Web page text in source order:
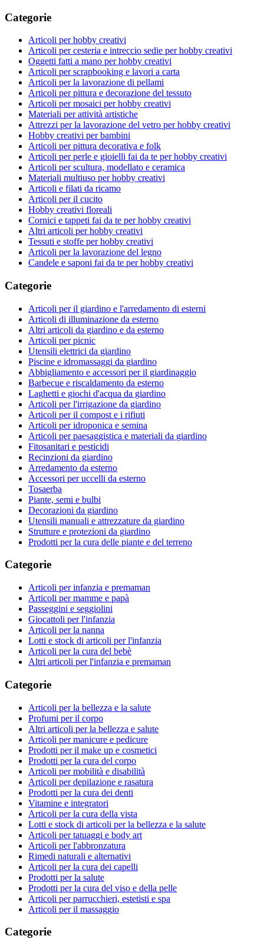
Categorie
Articoli per hobby creativi
Articoli per cesteria e intreccio sedie per hobby creativi
Oggetti fatti a mano per hobby creativi
Articoli per scrapbooking e lavori a carta
Articoli per la lavorazione di pellami
Articoli per pittura e decorazione del tessuto
Articoli per mosaici per hobby creativi
Materiali per attività artistiche
Attrezzi per la lavorazione del vetro per hobby creativi
Hobby creativi per bambini
Articoli per pittura decorativa e folk
Articoli per perle e gioielli fai da te per hobby creativi
Articoli per scultura, modellato e ceramica
Materiali multiuso per hobby creativi
Articoli e filati da ricamo
Articoli per il cucito
Hobby creativi floreali
Cornici e tappeti fai da te per hobby creativi
Altri articoli per hobby creativi
Tessuti e stoffe per hobby creativi
Articoli per la lavorazione del legno
Candele e saponi fai da te per hobby creativi
Categorie
Articoli per il giardino e l'arredamento di esterni
Articoli di illuminazione da esterno
Altri articoli da giardino e da esterno
Articoli per picnic
Utensili elettrici da giardino
Piscine e idromassaggi da giardino
Abbigliamento e accessori per il giardinaggio
Barbecue e riscaldamento da esterno
Laghetti e giochi d'acqua da giardino
Articoli per l'irrigazione da giardino
Articoli per il compost e i rifiuti
Articoli per idroponica e semina
Articoli per paesaggistica e materiali da giardino
Fitosanitari e pesticidi
Recinzioni da giardino
Arredamento da esterno
Accessori per uccelli da esterno
Tosaerba
Piante, semi e bulbi
Decorazioni da giardino
Utensili manuali e attrezzature da giardino
Strutture e protezioni da giardino
Prodotti per la cura delle piante e del terreno
Categorie
Articoli per infanzia e premaman
Articoli per mamme e papà
Passeggini e seggiolini
Giocattoli per l'infanzia
Articoli per la nanna
Lotti e stock di articoli per l'infanzia
Articoli per la cura del bebè
Altri articoli per l'infanzia e premaman
Categorie
Articoli per la bellezza e la salute
Profumi per il corpo
Altri articoli per la bellezza e salute
Articoli per manicure e pedicure
Prodotti per il make up e cosmetici
Prodotti per la cura del corpo
Articoli per mobilità e disabilità
Articoli per depilazione e rasatura
Prodotti per la cura dei denti
Vitamine e integratori
Articoli per la cura della vista
Lotti e stock di articoli per la bellezza e la salute
Articoli per tatuaggi e body art
Articoli per l'abbronzatura
Rimedi naturali e alternativi
Articoli per la cura dei capelli
Prodotti per la salute
Prodotti per la cura del viso e della pelle
Articoli per parrucchieri, estetisti e spa
Articoli per il massaggio
Categorie